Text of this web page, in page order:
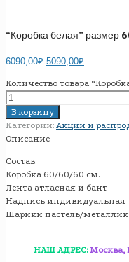
“Коробка белая” размер
6090,00₽ 5090,00₽
Количество товара
В корзину
Категории: Акции и
Описание
Состав:
Коробка 60/60/60 см.
Лента атласная и бант
Надпись индивидуальная
Шарики пастель/металлик
НАШ АДРЕС: Москва,